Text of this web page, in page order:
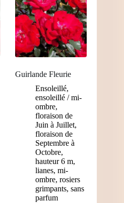
Guirlande Fleurie
Ensoleillé,
ensoleillé / mi-
ombre,
floraison de
Juin à Juillet,
floraison de
Septembre à
Octobre,
hauteur 6 m,
lianes,mi-
ombre,rosiers
grimpants,sans
parfum